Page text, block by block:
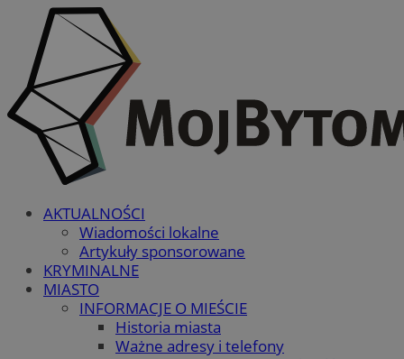
AKTUALNOŚCI
Wiadomości lokalne
Artykuły sponsorowane
KRYMINALNE
MIASTO
INFORMACJE O MIEŚCIE
Historia miasta
Ważne adresy i telefony